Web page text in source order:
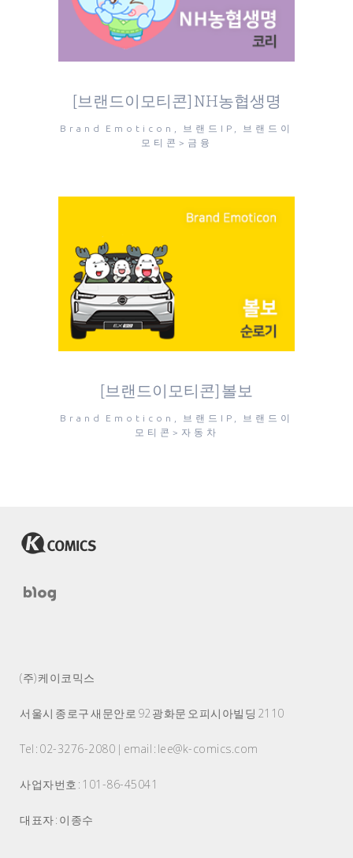
[브랜드이모티콘] NH농협생명
Brand Emoticon, 브랜드IP, 브랜드이
모티콘>금융
[브랜드이모티콘] 볼보
Brand Emoticon, 브랜드IP, 브랜드이
모티콘>자동차
(주) 케이코믹스
서울시 종로구 새문안로 92 광화문 오피시아빌딩 2110
Tel : 02-3276-2080 | email : lee@k-comics.com
사업자번호 : 101-86-45041
대표자 : 이종수